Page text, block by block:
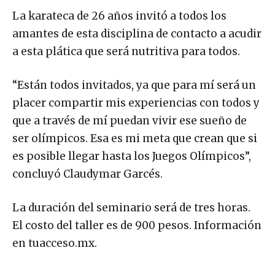
La karateca de 26 años invitó a todos los
amantes de esta disciplina de contacto a acudir
a esta plática que será nutritiva para todos.
“Están todos invitados, ya que para mí será un
placer compartir mis experiencias con todos y
que a través de mí puedan vivir ese sueño de
ser olímpicos. Esa es mi meta que crean que si
es posible llegar hasta los Juegos Olímpicos”,
concluyó Claudymar Garcés.
La duración del seminario será de tres horas.
El costo del taller es de 900 pesos. Información
en tuacceso.mx.